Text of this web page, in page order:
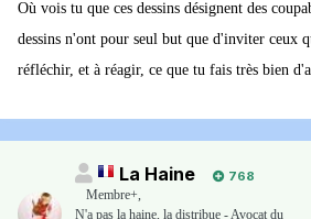
Où vois tu que ces dessins désignent des
dessins n'ont pour seul but que d'inviter ceux
réfléchir, et à réagir, ce que tu fais très bien
La Haine
768
Membre+,
N'a pas la haine, la distribue - Avocat du